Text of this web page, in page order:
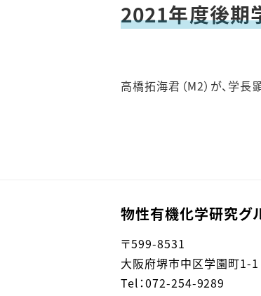
2021年度後期
高橋拓海君（M2）が、学長
物性有機化学研究グ
〒599-8531
大阪府堺市中区学園町1-
Tel：072-254-9289